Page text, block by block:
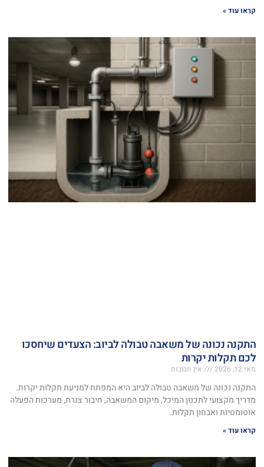
קראו עוד »
התקנה נכונה של משאבה טבולה לביוב: הצעדים שיחסכו
לכם תקלות יקרות
מאי 12, 2026 אין תגובות
התקנה נכונה של משאבה טבולה לביוב היא המפתח למניעת תקלות יקרות.
מדריך מקצועי לתכנון המיכל, מיקום המשאבה, חיבור צנרת, מערכות הפעלה
אוטומטיות ואבחון תקלות.
קראו עוד »